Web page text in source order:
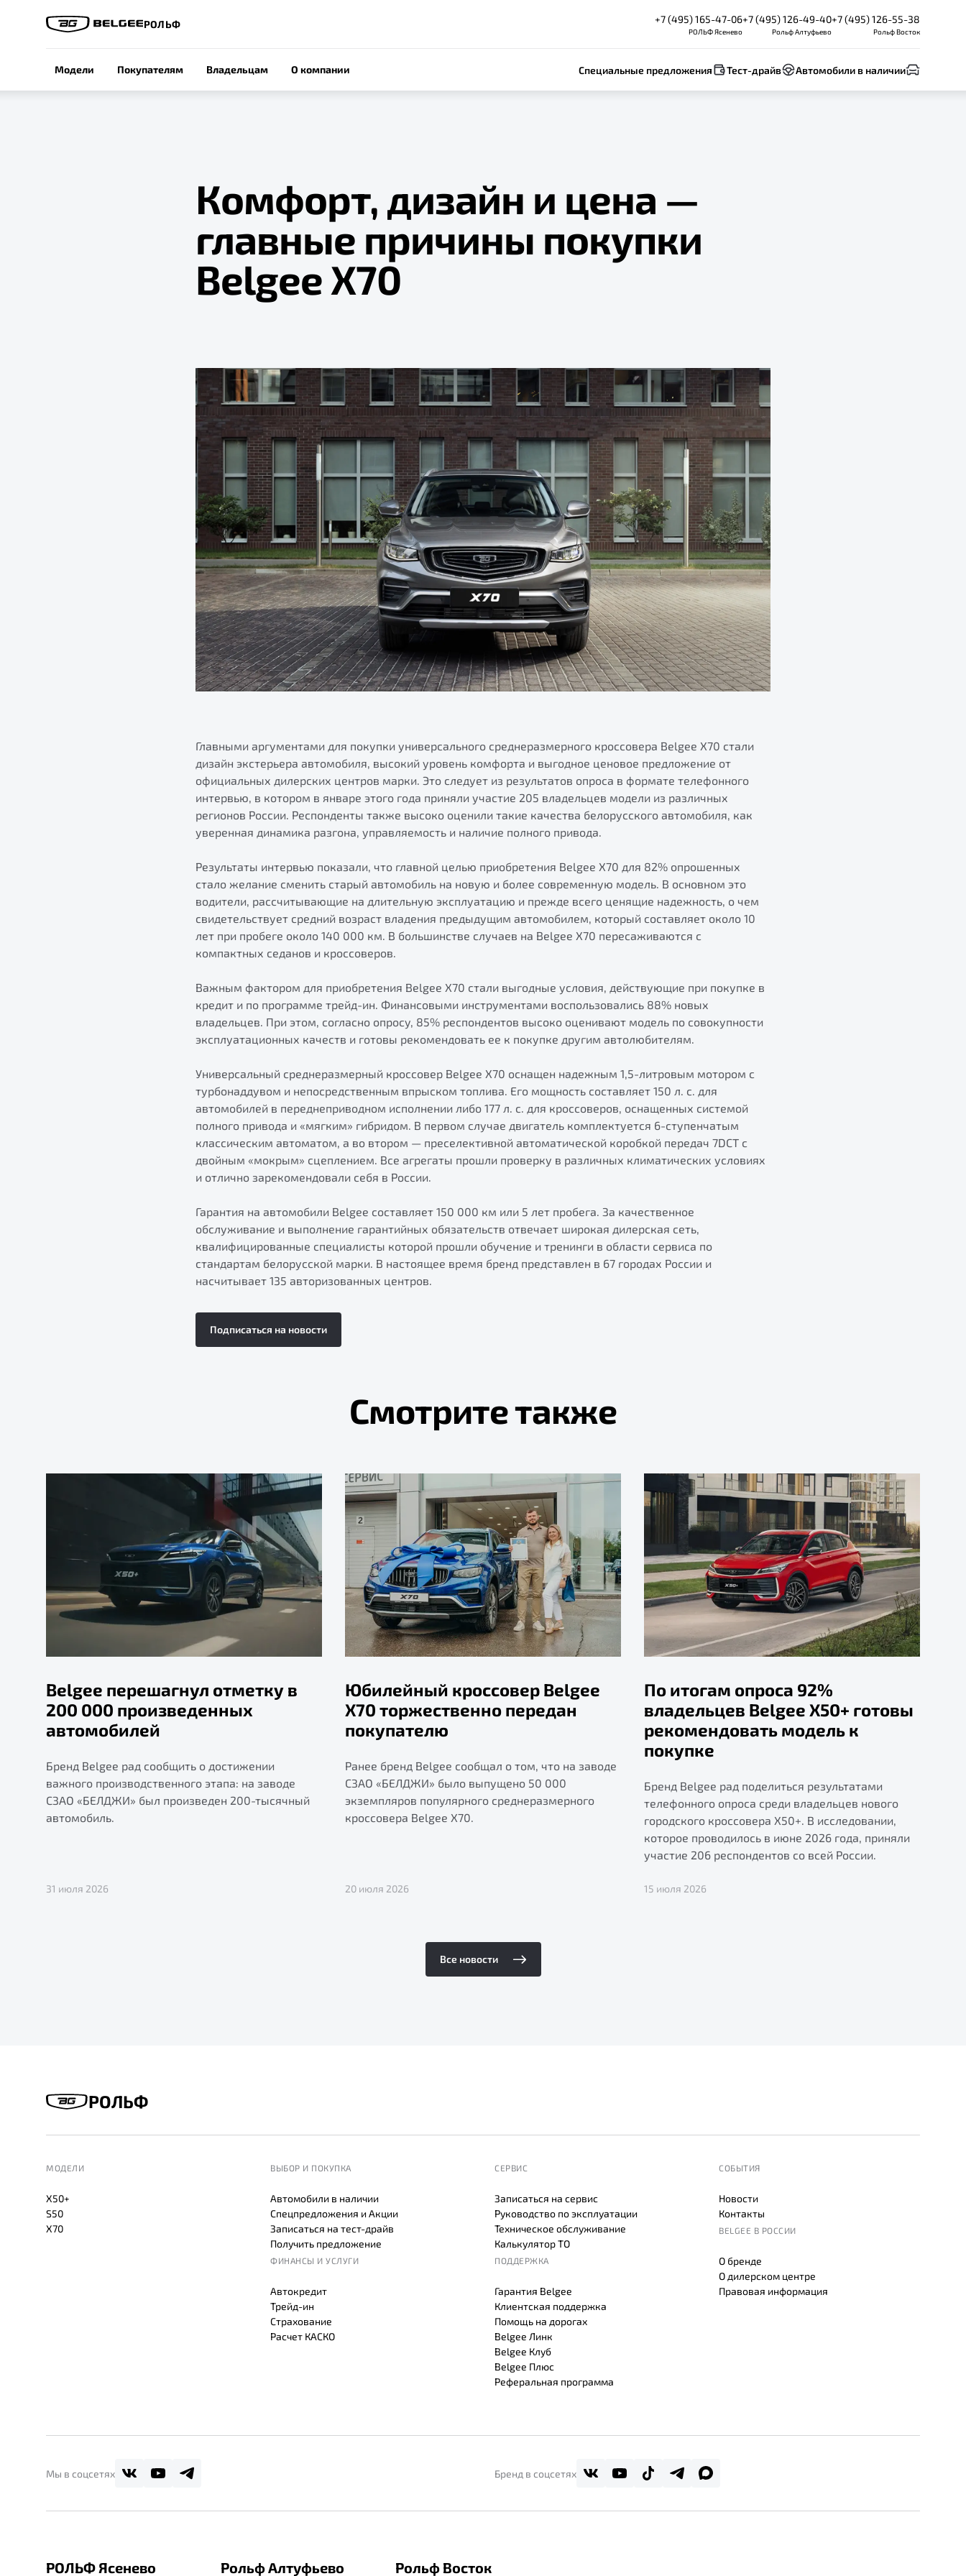
РОЛЬФ +7 (495) 165-47-06
РОЛЬФ Ясенево
+7 (495) 126-49-40
Рольф Алтуфьево
+7 (495) 126-55-38
Рольф Восток
Модели Покупателям Владельцам О компании Специальные предложения Тест-драйв Автомобили в наличии
Комфорт, дизайн и цена —
главные причины покупки
Belgee X70
Главными аргументами для покупки универсального среднеразмерного кроссовера Belgee X70 стали
дизайн экстерьера автомобиля, высокий уровень комфорта и выгодное ценовое предложение от
официальных дилерских центров марки. Это следует из результатов опроса в формате телефонного
интервью, в котором в январе этого года приняли участие 205 владельцев модели из различных
регионов России. Респонденты также высоко оценили такие качества белорусского автомобиля, как
уверенная динамика разгона, управляемость и наличие полного привода.
Результаты интервью показали, что главной целью приобретения Belgee X70 для 82% опрошенных
стало желание сменить старый автомобиль на новую и более современную модель. В основном это
водители, рассчитывающие на длительную эксплуатацию и прежде всего ценящие надежность, о чем
свидетельствует средний возраст владения предыдущим автомобилем, который составляет около 10
лет при пробеге около 140 000 км. В большинстве случаев на Belgee X70 пересаживаются с
компактных седанов и кроссоверов.
Важным фактором для приобретения Belgee Х70 стали выгодные условия, действующие при покупке в
кредит и по программе трейд-ин. Финансовыми инструментами воспользовались 88% новых
владельцев. При этом, согласно опросу, 85% респондентов высоко оценивают модель по совокупности
эксплуатационных качеств и готовы рекомендовать ее к покупке другим автолюбителям.
Универсальный среднеразмерный кроссовер Belgee X70 оснащен надежным 1,5-литровым мотором с
турбонаддувом и непосредственным впрыском топлива. Его мощность составляет 150 л. с. для
автомобилей в переднеприводном исполнении либо 177 л. с. для кроссоверов, оснащенных системой
полного привода и «мягким» гибридом. В первом случае двигатель комплектуется 6-ступенчатым
классическим автоматом, а во втором — преселективной автоматической коробкой передач 7DCT с
двойным «мокрым» сцеплением. Все агрегаты прошли проверку в различных климатических условиях
и отлично зарекомендовали себя в России.
Гарантия на автомобили Belgee составляет 150 000 км или 5 лет пробега. За качественное
обслуживание и выполнение гарантийных обязательств отвечает широкая дилерская сеть,
квалифицированные специалисты которой прошли обучение и тренинги в области сервиса по
стандартам белорусской марки. В настоящее время бренд представлен в 67 городах России и
насчитывает 135 авторизованных центров.
Подписаться на новости
Смотрите также
Belgee перешагнул отметку в
200 000 произведенных
автомобилей
Бренд Belgee рад сообщить о достижении
важного производственного этапа: на заводе
СЗАО «БЕЛДЖИ» был произведен 200-тысячный
автомобиль.
31 июля 2026
Юбилейный кроссовер Belgee
X70 торжественно передан
покупателю
Ранее бренд Belgee сообщал о том, что на заводе
СЗАО «БЕЛДЖИ» было выпущено 50 000
экземпляров популярного среднеразмерного
кроссовера Belgee X70.
20 июля 2026
По итогам опроса 92%
владельцев Belgee X50+ готовы
рекомендовать модель к
покупке
Бренд Belgee рад поделиться результатами
телефонного опроса среди владельцев нового
городского кроссовера X50+. В исследовании,
которое проводилось в июне 2026 года, приняли
участие 206 респондентов со всей России.
15 июля 2026
Все новости
РОЛЬФ
МОДЕЛИ
X50+
S50
X70
ВЫБОР И ПОКУПКА
Автомобили в наличии
Спецпредложения и Акции
Записаться на тест-драйв
Получить предложение
ФИНАНСЫ И УСЛУГИ
Автокредит
Трейд-ин
Страхование
Расчет КАСКО
СЕРВИС
Записаться на сервис
Руководство по эксплуатации
Техническое обслуживание
Калькулятор ТО
ПОДДЕРЖКА
Гарантия Belgee
Клиентская поддержка
Помощь на дорогах
Belgee Линк
Belgee Клуб
Belgee Плюс
Реферальная программа
СОБЫТИЯ
Новости
Контакты
BELGEE В РОССИИ
О бренде
О дилерском центре
Правовая информация
Мы в соцсетях Бренд в соцсетях
РОЛЬФ Ясенево Рольф Алтуфьево Рольф Восток